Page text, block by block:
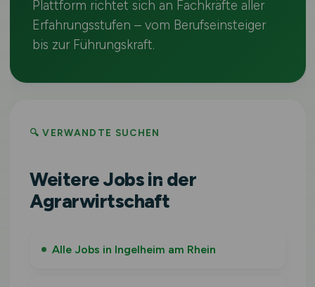
Plattform richtet sich an Fachkräfte aller
Erfahrungsstufen – vom Berufseinsteiger
bis zur Führungskraft.
🔍 VERWANDTE SUCHEN
Weitere Jobs in der
Agrarwirtschaft
Alle Jobs in Ingelheim am Rhein